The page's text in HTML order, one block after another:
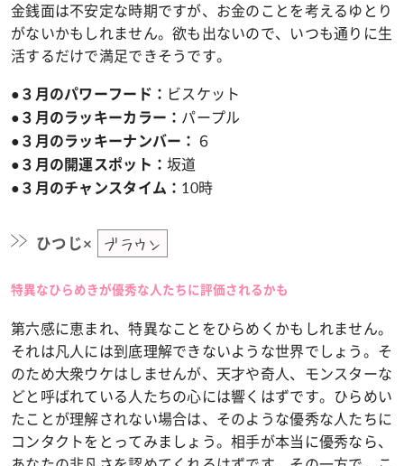
金銭面は不安定な時期ですが、お金のことを考えるゆとり
がないかもしれません。欲も出ないので、いつも通りに生
活するだけで満足できそうです。
●３月のパワーフード： ビスケット
●３月のラッキーカラー： パープル
●３月のラッキーナンバー： ６
●３月の開運スポット：坂道
●３月のチャンスタイム： 10時
ひつじ× ブラウン
特異なひらめきが優秀な人たちに評価されるかも
第六感に恵まれ、特異なことをひらめくかもしれません。
それは凡人には到底理解できないような世界でしょう。そ
のため大衆ウケはしませんが、天才や奇人、モンスターな
どと呼ばれている人たちの心には響くはずです。ひらめい
たことが理解されない場合は、そのような優秀な人たちに
コンタクトをとってみましょう。相手が本当に優秀なら、